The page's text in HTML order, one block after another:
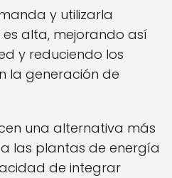
y utilizarla
alta, mejorando así
y reduciendo los
la generación de
una alternativa más
las plantas de energía
de integrar